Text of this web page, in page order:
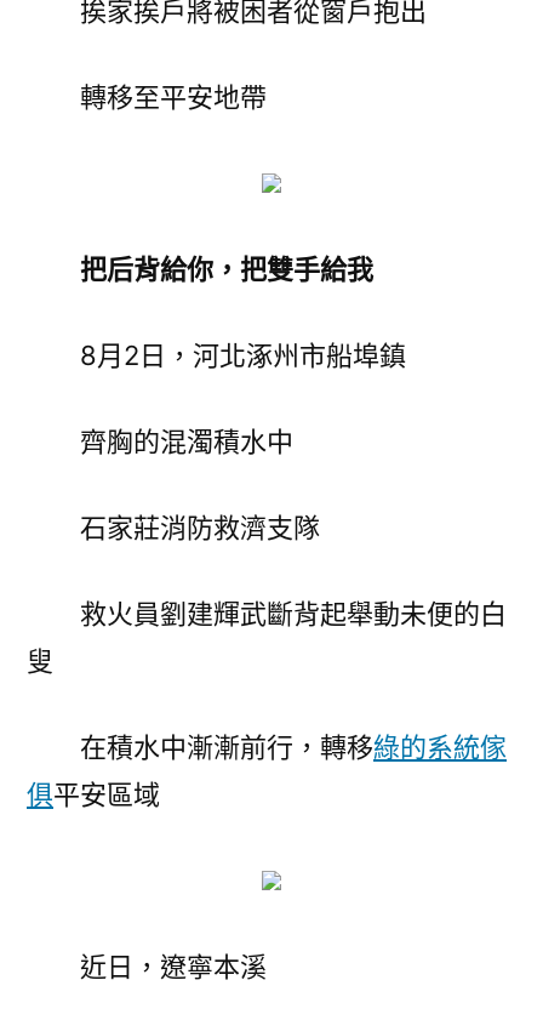
挨家挨戶將被困者從窗戶抱出
轉移至平安地帶
把后背給你，把雙手給我
8月2日，河北涿州市船埠鎮
齊胸的混濁積水中
石家莊消防救濟支隊
救火員劉建輝武斷背起舉動未便的白
叟
在積水中漸漸前行，轉移綠的系統傢
俱平安區域
近日，遼寧本溪